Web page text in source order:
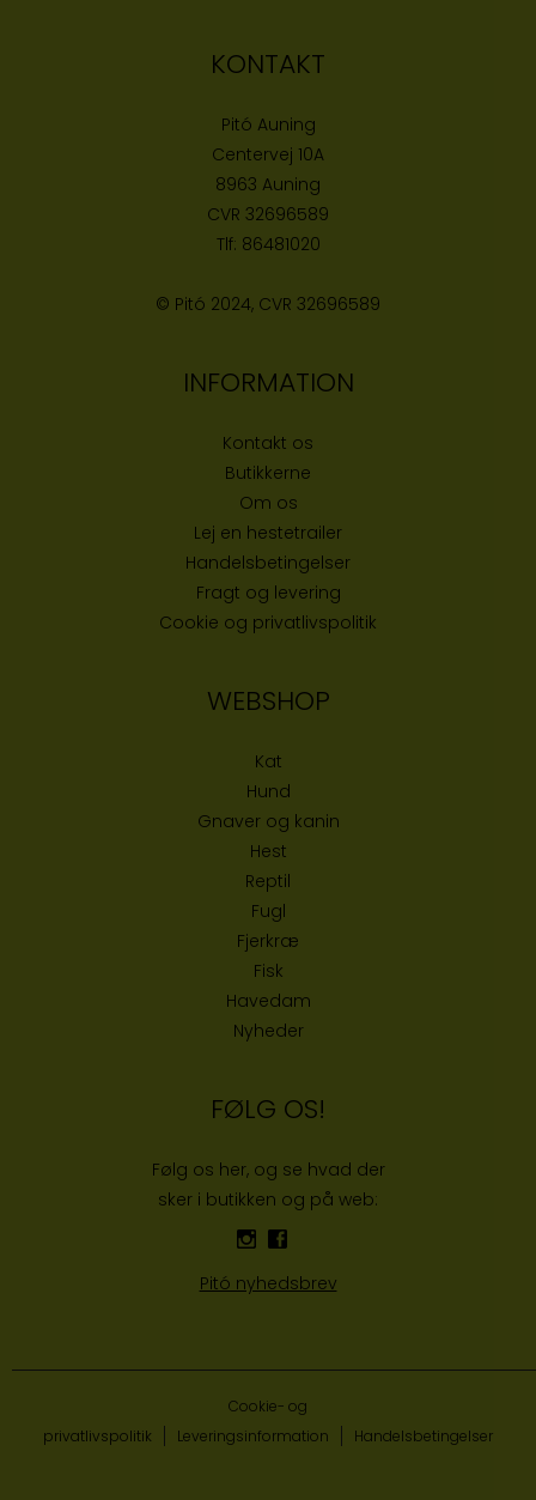
KONTAKT
Pitó Auning
Centervej 10A
8963 Auning
CVR 32696589
Tlf: 86481020
© Pitó 2024, CVR 32696589
INFORMATION
Kontakt os
Butikkerne
Om os
Lej en hestetrailer
Handelsbetingelser
Fragt og levering
Cookie og privatlivspolitik
WEBSHOP
Kat
Hund
Gnaver og kanin
Hest
Reptil
Fugl
Fjerkræ
Fisk
Havedam
Nyheder
FØLG OS!
Følg os her, og se hvad der
sker i butikken og på web:
Pitó nyhedsbrev
Cookie- og
privatlivspolitik
Leveringsinformation Handelsbetingelser